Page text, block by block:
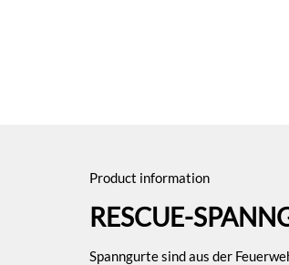
Product information
RESCUE-
Spanngurte sind aus der